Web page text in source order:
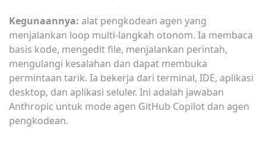
Kegunaannya: alat pengkodean agen yang
menjalankan loop multi-langkah otonom. Ia membaca
basis kode, mengedit file, menjalankan perintah,
mengulangi kesalahan dan dapat membuka
permintaan tarik. Ia bekerja dari terminal, IDE, aplikasi
desktop, dan aplikasi seluler. Ini adalah jawaban
Anthropic untuk mode agen GitHub Copilot dan agen
pengkodean.